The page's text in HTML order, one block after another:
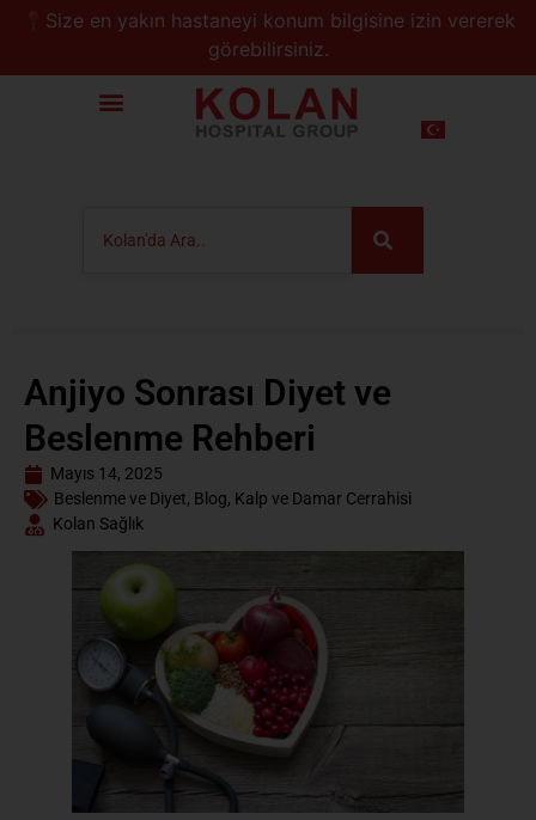
📍Size en yakın hastaneyi konum bilgisine izin vererek
görebilirsiniz.
Anjiyo Sonrası Diyet ve
Beslenme Rehberi
Mayıs 14, 2025
Beslenme ve Diyet, Blog, Kalp ve Damar Cerrahisi
Kolan Sağlık